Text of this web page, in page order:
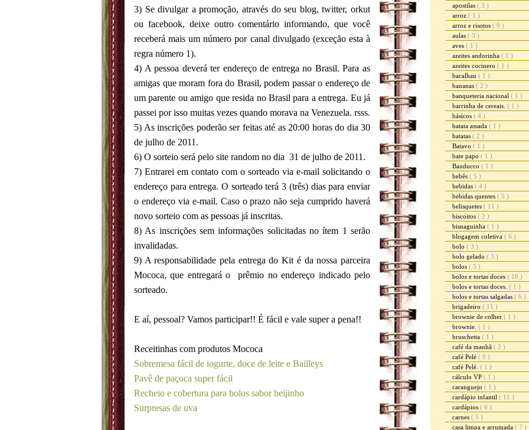
3) Se divulgar a promoção, através do seu blog, twitter, orkut
ou facebook, deixe outro comentário informando, que você
receberá mais um número por canal divulgado (exceção esta à
regra número 1).
4) A pessoa deverá ter endereço de entrega no Brasil. Para as
amigas que moram fora do Brasil, podem passar o endereço de
um parente ou amigo que resida no Brasil para a entrega. Eu já
passei por isso muitas vezes quando morava na Venezuela. rsss.
5) As inscrições poderão ser feitas até as 20:00 horas do dia 30
de julho de 2011.
6) O sorteio será pelo site random no dia 31 de julho de 2011.
7) Entrarei em contato com o sorteado via e-mail solicitando o
endereço para entrega. O sorteado terá 3 (três) dias para enviar
o endereço via e-mail. Caso o prazo não seja cumprido haverá
novo sorteio com as pessoas já inscritas.
8) As inscrições sem informações solicitadas no ítem 1 serão
invalidadas.
9) A responsabilidade pela entrega do Kit é da nossa parceira
Mococa, que entregará o prêmio no endereço indicado pelo
sorteado.
E aí, pessoal? Vamos participar!! É fácil e vale super a pena!!
Receitinhas com produtos Mococa
Sobremesa fácil de iogurte, doce de leite e Bailleys
Pavê de paçoca super fácil
Recheio e cobertura para bolos sabor beijinho
Surpresas de uva
apostilas ( 3 )
arroz ( 1 )
arroz e risotos ( 9 )
aulas ( 3 )
aves ( 1 )
azeites andorinha ( 1 )
azeites cocinero ( 1 )
bacalhau ( 1 )
bananas ( 2 )
banqueteria nacional ( 1 )
barrinha de cereais. ( 1 )
básicos ( 4 )
batata assada ( 1 )
batatas ( 2 )
Batavo ( 1 )
bate papo ( 1 )
Bauducco ( 1 )
bebês ( 5 )
bebidas ( 4 )
bebidas quentes ( 5 )
belisquetes ( 11 )
biscoitos ( 2 )
bisnaguinha ( 1 )
blogagem coletiva ( 6 )
bolo ( 3 )
bolo gelado ( 3 )
bolos ( 5 )
bolos e tortas doces ( 18 )
bolos e tortas doces. ( 1 )
bolos e tortas salgadas ( 6 )
brigadeiro ( 11 )
brownie de colher ( 1 )
brownie. ( 1 )
bruschetta ( 1 )
café da manhã ( 2 )
café Pelé ( 9 )
café Pelé. ( 1 )
cálculo VP ( 1 )
caranguejo ( 1 )
cardápio infantil ( 11 )
cardápios ( 6 )
carnes ( 5 )
casa limpa e arrumada ( 7 )